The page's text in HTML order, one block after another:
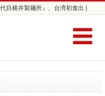
目横井製麺所』、台湾初進出 |